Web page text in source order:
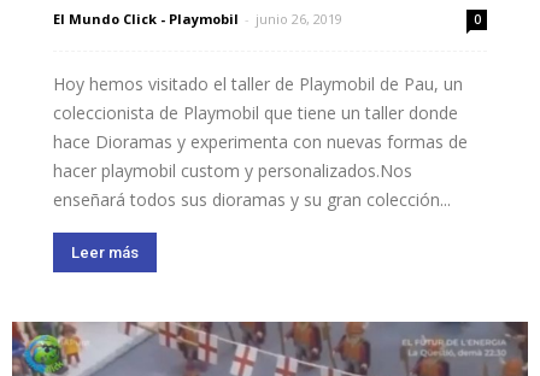
El Mundo Click - Playmobil - junio 26, 2019 0
Hoy hemos visitado el taller de Playmobil de Pau, un
coleccionista de Playmobil que tiene un taller donde
hace Dioramas y experimenta con nuevas formas de
hacer playmobil custom y personalizados.Nos
enseñará todos sus dioramas y su gran colección...
Leer más